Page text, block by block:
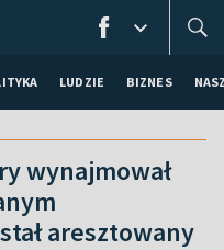
LUDZIE BIZNES
wynajmował
aresztowany